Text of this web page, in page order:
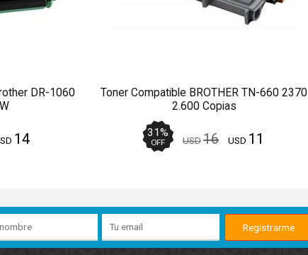
DR-1060
14
Toner Compatible BROTHER TN-660 2370
2.600 Copias
31%
OFF USD16 USD 11